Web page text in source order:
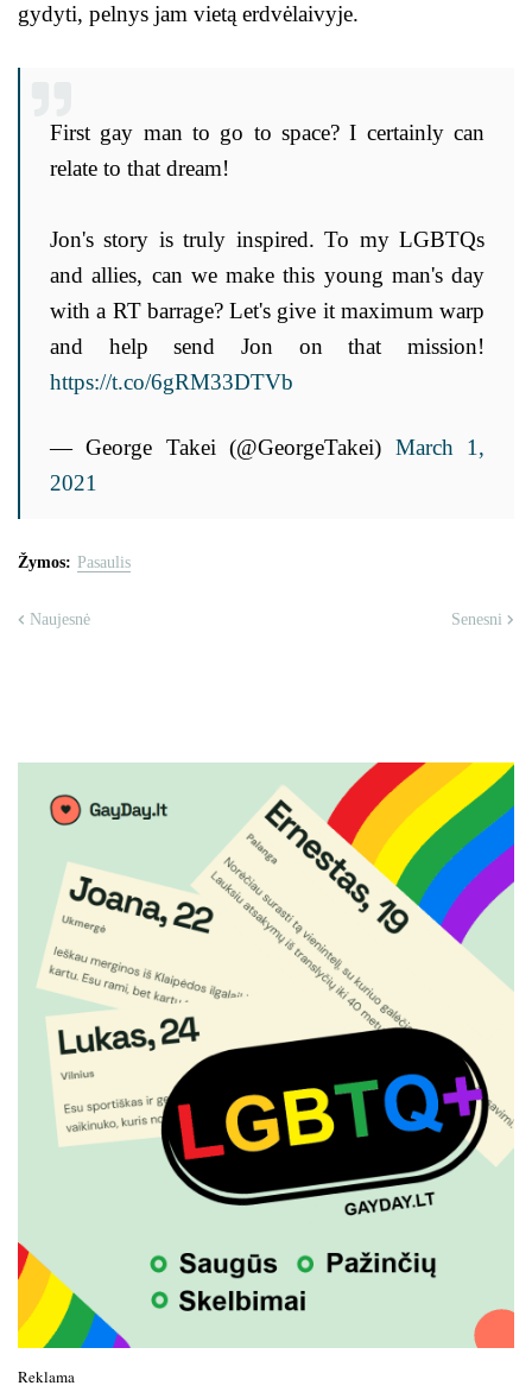
gydyti, pelnys jam vietą erdvėlaivyje.
First gay man to go to space? I certainly can
relate to that dream!
Jon's story is truly inspired. To my LGBTQs
and allies, can we make this young man's day
with a RT barrage? Let's give it maximum warp
and help send Jon on that mission!
https://t.co/6gRM33DTVb
— George Takei (@GeorgeTakei) March 1,
2021
Žymos: Pasaulis
Naujesnė Senesni
Reklama